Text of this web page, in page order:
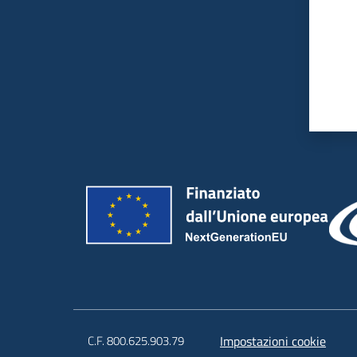
C.F. 800.625.903.79 Impostazioni cookie